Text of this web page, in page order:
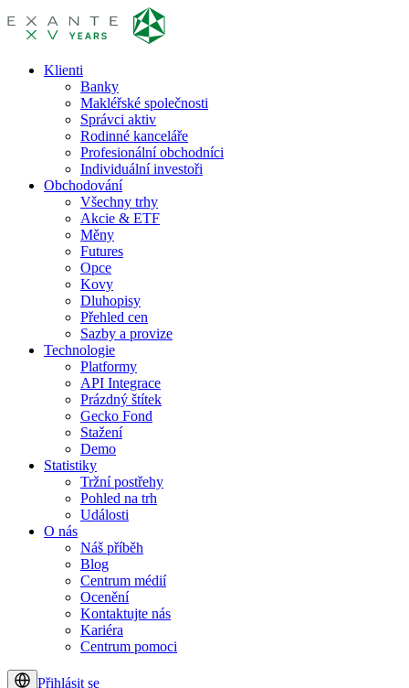
Klienti
Banky
Makléřské společnosti
Správci aktiv
Rodinné kanceláře
Profesionální obchodníci
Individuální investoři
Obchodování
Všechny trhy
Akcie & ETF
Měny
Futures
Opce
Kovy
Dluhopisy
Přehled cen
Sazby a provize
Technologie
Platformy
API Integrace
Prázdný štítek
Gecko Fond
Stažení
Demo
Statistiky
Tržní postřehy
Pohled na trh
Události
O nás
Náš příběh
Blog
Centrum médií
Ocenění
Kontaktujte nás
Kariéra
Centrum pomoci
Přihlásit se